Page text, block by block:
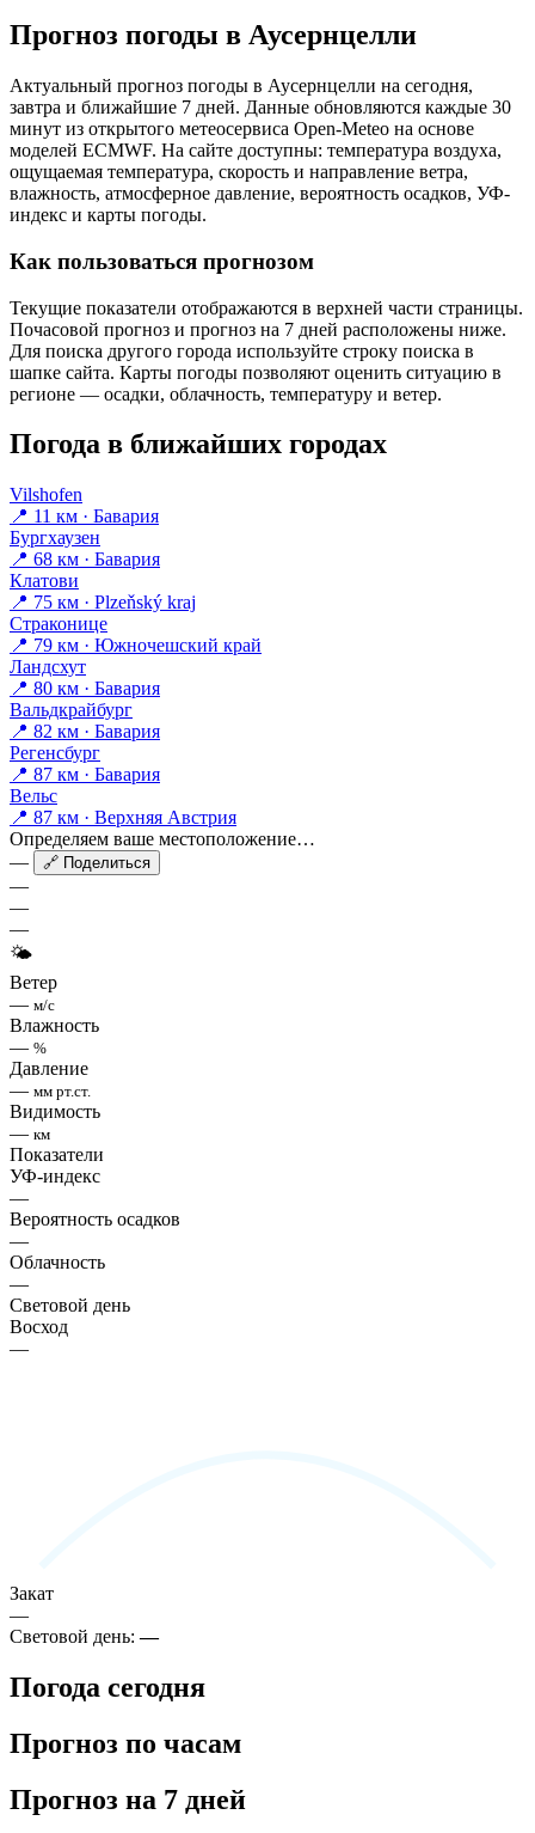
Прогноз погоды в Аусернцелли
Актуальный прогноз погоды в Аусернцелли на сегодня,
завтра и ближайшие 7 дней. Данные обновляются каждые 30
минут из открытого метеосервиса Open-Meteo на основе
моделей ECMWF. На сайте доступны: температура воздуха,
ощущаемая температура, скорость и направление ветра,
влажность, атмосферное давление, вероятность осадков, УФ-
индекс и карты погоды.
Как пользоваться прогнозом
Текущие показатели отображаются в верхней части страницы.
Почасовой прогноз и прогноз на 7 дней расположены ниже.
Для поиска другого города используйте строку поиска в
шапке сайта. Карты погоды позволяют оценить ситуацию в
регионе — осадки, облачность, температуру и ветер.
Погода в ближайших городах
Vilshofen
📍 11 км · Бавария
Бургхаузен
📍 68 км · Бавария
Клатови
📍 75 км · Plzeňský kraj
Страконице
📍 79 км · Южночешский край
Ландсхут
📍 80 км · Бавария
Вальдкрайбург
📍 82 км · Бавария
Регенсбург
📍 87 км · Бавария
Вельс
📍 87 км · Верхняя Австрия
Определяем ваше местоположение…
—
🔗 Поделиться
—
—
—
🌤
Ветер
— м/с
Влажность
— %
Давление
— мм рт.ст.
Видимость
— км
Показатели
УФ-индекс
—
Вероятность осадков
—
Облачность
—
Световой день
Восход
—
Закат
—
Световой день:—
Погода сегодня
Прогноз по часам
Прогноз на 7 дней